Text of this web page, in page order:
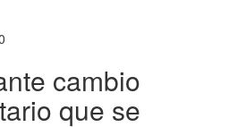
cambio
que se